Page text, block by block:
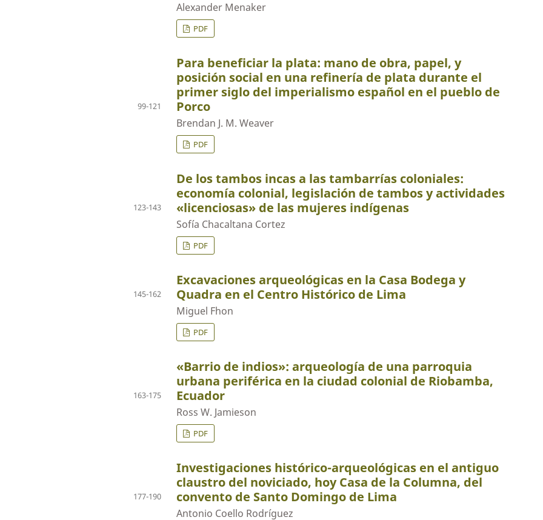
Alexander Menaker
PDF
Para beneficiar la plata: mano de obra, papel, y
posición social en una refinería de plata durante el
primer siglo del imperialismo español en el pueblo de
Porco
Brendan J. M. Weaver
99-121
PDF
De los tambos incas a las tambarrías coloniales:
economía colonial, legislación de tambos y actividades
«licenciosas» de las mujeres indígenas
Sofía Chacaltana Cortez
123-143
PDF
Excavaciones arqueológicas en la Casa Bodega y
Quadra en el Centro Histórico de Lima
Miguel Fhon
145-162
PDF
«Barrio de indios»: arqueología de una parroquia
urbana periférica en la ciudad colonial de Riobamba,
Ecuador
Ross W. Jamieson
163-175
PDF
Investigaciones histórico-arqueológicas en el antiguo
claustro del noviciado, hoy Casa de la Columna, del
convento de Santo Domingo de Lima
Antonio Coello Rodríguez
177-190